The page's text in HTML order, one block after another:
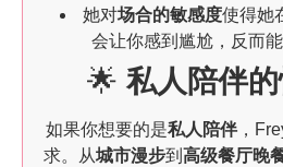
她对场合的敏感度使得她
会让你感到尴尬，反而
🌟 私人陪伴
如果你想要的是私人陪伴，
求。从城市漫步到 高级餐厅晚